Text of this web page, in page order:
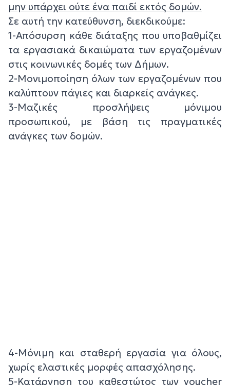
μην υπάρχει ούτε ένα παιδί εκτός δομών.
Σε αυτή την κατεύθυνση, διεκδικούμε:
1-Απόσυρση κάθε διάταξης που υποβαθμίζει
τα εργασιακά δικαιώματα των εργαζομένων
στις κοινωνικές δομές των Δήμων.
2-Μονιμοποίηση όλων των εργαζομένων που
καλύπτουν πάγιες και διαρκείς ανάγκες.
3-Μαζικές προσλήψεις μόνιμου
προσωπικού, με βάση τις πραγματικές
ανάγκες των δομών.
4-Μόνιμη και σταθερή εργασία για όλους,
χωρίς ελαστικές μορφές απασχόλησης.
5-Κατάργηση του καθεστώτος των voucher